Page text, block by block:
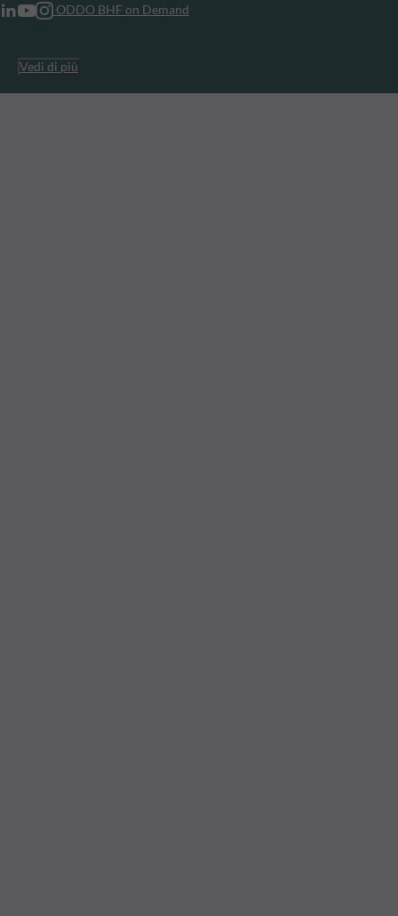
ODDO BHF on Demand
Vedi di più